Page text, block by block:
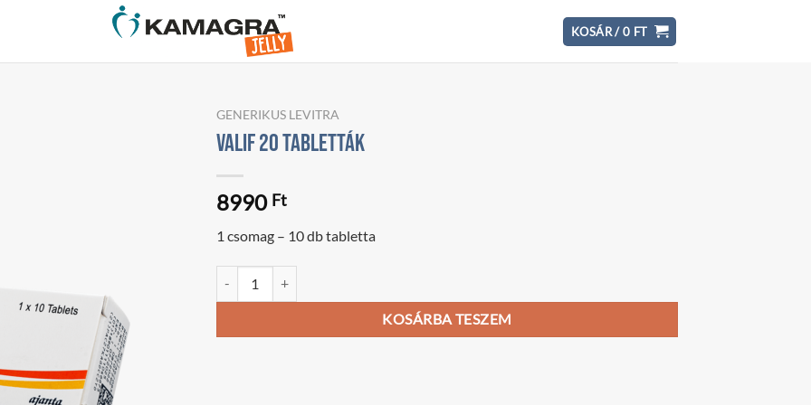
KOSÁR /0 FT
GENERIKUS LEVITRA
Valif 20 tabletták
8990 Ft
1 csomag – 10 db tabletta
KOSÁRBA TESZEM